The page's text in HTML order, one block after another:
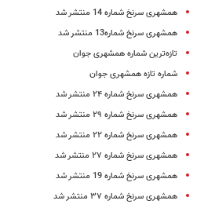
همشهری سرنخ شماره 14 منتشر شد
همشهری سرنخ شماره13 منتشر شد
تازه‌ترین شماره همشهری جوان
شماره تازه همشهری جوان
همشهری سرنخ شماره ۲۴ منتشر شد
همشهری سرنخ شماره ۲۹ منتشر شد
همشهری سرنخ شماره ۲۲ منتشر شد
همشهری سرنخ شماره ۲۷ منتشر شد
همشهری سرنخ شماره 19 منتشر شد
همشهری سرنخ شماره ۳۷ منتشر شد